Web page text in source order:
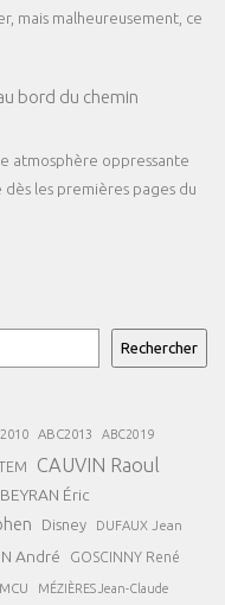
mais malheureusement, ce
bord du chemin
atmosphère oppressante
les premières pages du
Rechercher
ABC2013 ABC2019
CAUVIN Raoul
Éric
Disney DUFAUX Jean
André GOSCINNY René
MCU MÉZIÈRES Jean-Claude